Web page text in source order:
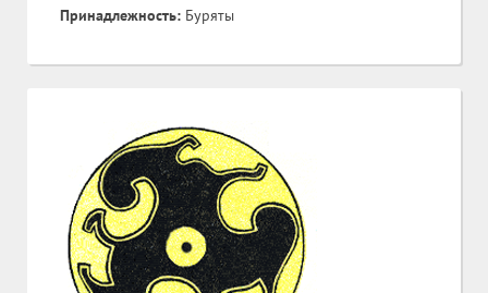
Принадлежность: Буряты